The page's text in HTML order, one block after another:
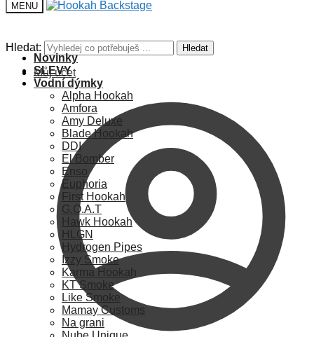
MENU
Hledat: Hledat
Můj účet
Novinky
SLEVY
Vodní dýmky
Alpha Hookah
Amfora
Amy Deluxe
Blade Hookah
DDI
El Bomber
Enso
Euphoria
First Hookah
G.O.A.T
Hawk Hookah
HLGN
Hydrogen Pipes
Izzy Smoke
Karma Hookah
KT Smoke
Like Smoke
Mamay Customs
Na grani